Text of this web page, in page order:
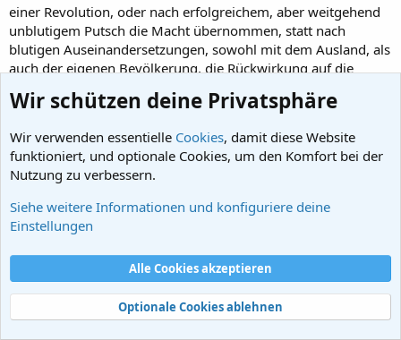
einer Revolution, oder nach erfolgreichem, aber weitgehend
unblutigem Putsch die Macht übernommen, statt nach
blutigen Auseinandersetzungen, sowohl mit dem Ausland, als
auch der eigenen Bevölkerung, die Rückwirkung auf die
begrenzen mussten, wäre das gegebenenfalls anders
oder hätte früher dazu geführt.
hacege schrieb:
Nach dem Ausbleiben der Revolutionen im Nachkriegseuropa - die
man erwartet und von denen man sich Unterstützung und
"brüderliche" Hilfe erwartet hatte - beschritten die überbleibenden
Bolschewiki dann den ihrer Meinung nach einzigen Weg: Möglichst
schneller und umfassender Aufbau der materiellen Produktion,
nachholende Industralisierung "auf Teufel komm raus" - letztlich war
das aber der Weg in eine "Entwicklungsdiktatur".
Wir schützen deine Privatsphäre
Wir verwenden essentielle Cookies, damit diese Website
funktioniert, und optionale Cookies, um den Komfort bei der
Nutzung zu verbessern.
Siehe weitere Informationen und konfiguriere deine
Einstellungen
Alle Cookies akzeptieren
Optionale Cookies ablehnen